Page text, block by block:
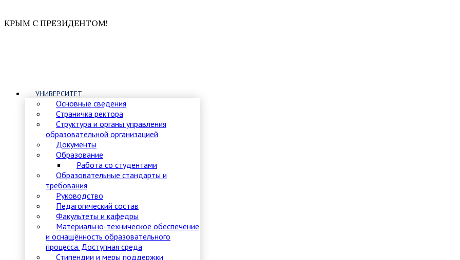
КРЫМ С ПРЕЗИДЕНТОМ!
УНИВЕРСИТЕТ
Основные сведения
Страничка ректора
Структура и органы управления
образовательной организацией
Документы
Образование
Работа со студентами
Образовательные стандарты и
требования
Руководство
Педагогический состав
Факультеты и кафедры
Материально-техническое обеспечение
и оснащённость образовательного
процесса. Доступная среда
Стипендии и меры поддержки